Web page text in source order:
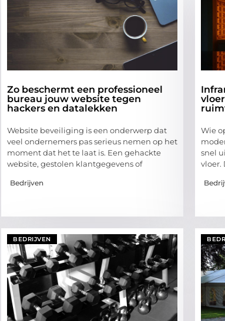
Zo beschermt een professioneel
bureau jouw website tegen
hackers en datalekken
Website beveiliging is een onderwerp dat
veel ondernemers pas serieus nemen op het
moment dat het te laat is. Een gehackte
website, gestolen klantgegevens of
Bedrijven
Wie
snel
vloer.
BEDRIJVEN